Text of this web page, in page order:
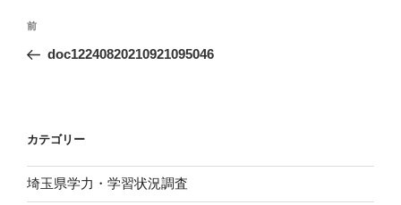
投
ナ
ー
シ
ョ
前
の
前
doc12240820210921095046
カテゴリー
埼玉県学力・学習状況調査